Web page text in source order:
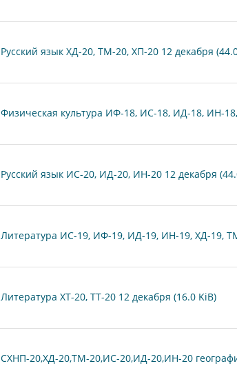
Русский язык ХД-20, ТМ-20, ХП-20 12 декабря
Физическая культура ИФ-18, ИС-18, ИД-18, ИН-
Русский язык ИС-20, ИД-20, ИН-20 12 декабря
Литература ИС-19, ИФ-19, ИД-19, ИН-19, ХД-19,
Литература ХТ-20, ТТ-20 12 декабря (16.0 KiB)
СХНП-20,ХД-20,ТМ-20,ИС-20,ИД-20,ИН-20